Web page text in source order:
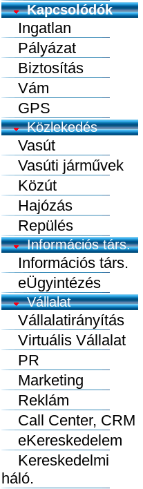
Kapcsolódók
Ingatlan
Pályázat
Biztosítás
Vám
GPS
Közlekedés
Vasút
Vasúti járművek
Közút
Hajózás
Repülés
Információs társ.
Információs társ.
eÜgyintézés
Vállalat
Vállalatirányítás
Virtuális Vállalat
PR
Marketing
Reklám
Call Center, CRM
eKereskedelem
Kereskedelmi
háló.